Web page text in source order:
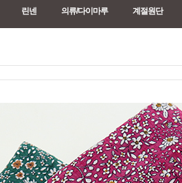
린넨 의류/다이마루 계절원단